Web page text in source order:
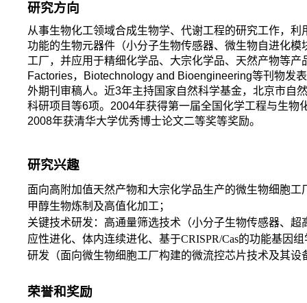
研究方向
从事生物化工领域合成生物学、代谢工程的研究工作，
功能的生物元器件（小分子生物传感器、微生物自进化
工厂，并应用于精细化学品、大宗化学品、天然产物等
Factories，Biotechnology and Bioengineering等刊物发
外期刊审稿人。近3年主持国家自然科学基金，北京市自
科研项目等6项。2004年获得第一届全国化学工程与生
2008年获清华大学优秀博士论文二等奖等奖励。
研究兴趣
面向高附加值天然产物和大宗化学品生产的微生物细胞工
甲醇生物炼制及高值化加工；
关键技术研发：高通量筛选技术（小分子生物传感器、
应性进化、体内连续进化、基于CRISPR/Cas的功能基因
研发（面向微生物细胞工厂构建的微流控芯片技术及其设
荣誉和奖励